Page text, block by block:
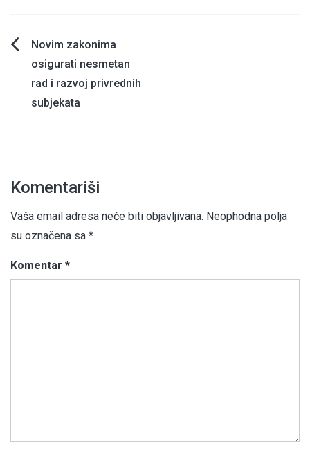
Navigacija
članaka
Novim zakonima
osigurati nesmetan
rad i razvoj privrednih
subjekata
Komentariši
Vaša email adresa neće biti objavljivana. Neophodna polja
su označena sa *
Komentar *